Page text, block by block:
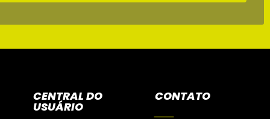
CENTRAL DO
USUÁRIO
CONTATO